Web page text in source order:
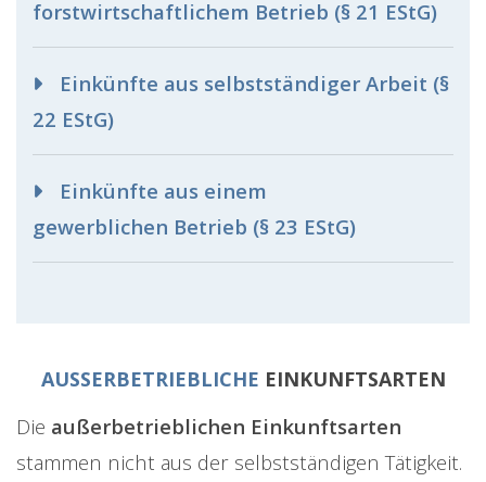
forstwirtschaftlichem Betrieb (§ 21 EStG)
Einkünfte aus selbstständiger Arbeit (§
22 EStG)
Einkünfte aus einem
gewerblichen Betrieb (§ 23 EStG)
AUSSERBETRIEBLICHE EINKUNFTSARTEN
Die außerbetrieblichen Einkunftsarten
stammen nicht aus der selbstständigen Tätigkeit.